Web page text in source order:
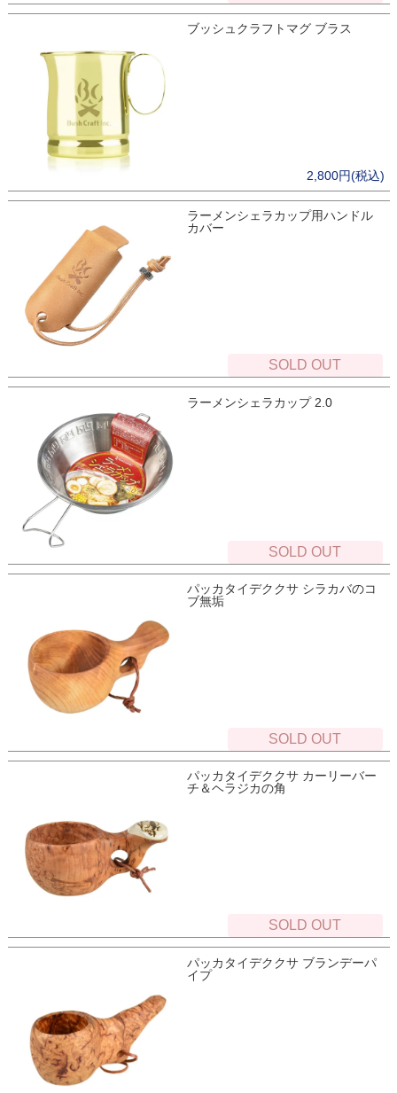
ブッシュクラフトマグ ブラス
2,800円(税込)
ラーメンシェラカップ用ハンドル
カバー
SOLD OUT
ラーメンシェラカップ 2.0
SOLD OUT
パッカタイデククサ シラカバのコ
ブ無垢
SOLD OUT
パッカタイデククサ カーリーバー
チ＆ヘラジカの角
SOLD OUT
パッカタイデククサ ブランデーパ
イプ